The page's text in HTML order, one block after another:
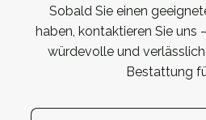
Sobald Sie einen
haben, kontaktieren Sie uns
würdevolle und
Bestattung